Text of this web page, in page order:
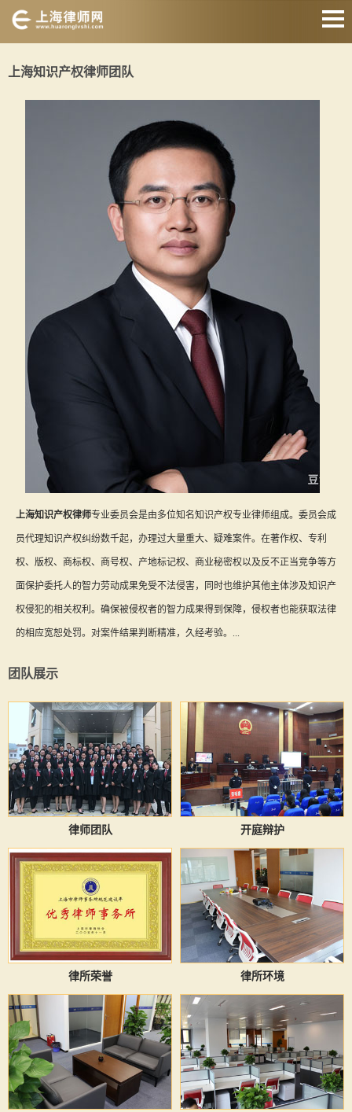
房产纠纷律师
债权债务律师
合同纠纷律师
征地拆迁律师
关于我们
上海知识产权律师团队
上海知识产权律师专业委员会是由多位知名知识产权专业律师组成。委员会成
员代理知识产权纠纷数千起，办理过大量重大、疑难案件。在著作权、专利
权、版权、商标权、商号权、产地标记权、商业秘密权以及反不正当竞争等方
面保护委托人的智力劳动成果免受不法侵害，同时也维护其他主体涉及知识产
权侵犯的相关权利。确保被侵权者的智力成果得到保障，侵权者也能获取法律
的相应宽恕处罚。对案件结果判断精准，久经考验。...
团队展示
律师团队 开庭辩护
律所荣誉 律所环境